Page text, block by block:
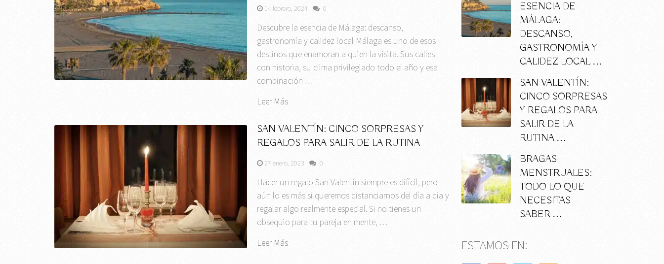
14 febrero, 2024 0
Descubre la esencia de Málaga: descanso,
gastronomía y calidez local Málaga es uno de esos
destinos que enamoran a quien la visita. Sus calles
con historia, su clima privilegiado todo el año y esa
combinación …
Leer Más
SAN VALENTÍN: CINCO SORPRESAS Y
REGALOS PARA SALIR DE LA RUTINA
27 enero, 2023 0
Hacer un regalo San Valentín siempre es difícil, pero
aún lo es más si queremos distanciarnos del día a día y
regalar algo realmente especial. Si no tienes un
obsequio para tu pareja en mente, …
Leer Más
ESENCIA DE
MÁLAGA:
DESCANSO,
GASTRONOMÍA Y
CALIDEZ LOCAL …
SAN VALENTÍN:
CINCO SORPRESAS
Y REGALOS PARA
SALIR DE LA
RUTINA …
BRAGAS
MENSTRUALES:
TODO LO QUE
NECESITAS
SABER …
ESTAMOS EN: